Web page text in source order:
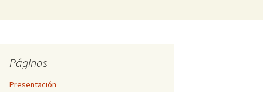
Páginas
Presentación